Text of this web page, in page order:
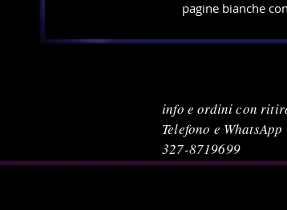
pagine bianche
info e ordini con
Telefono e WhatsApp
327-8719699